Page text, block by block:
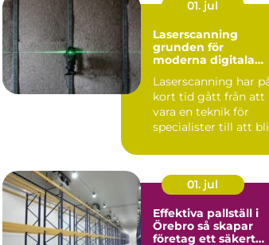
01. jul
Laserscanning
grunden för
moderna digitala
Laserscanning har
kort tid gått från att
vara en teknik för
specialister till att bli
01. jul
Effektiva pallställ i
Örebro så skapar
företag ett säkert